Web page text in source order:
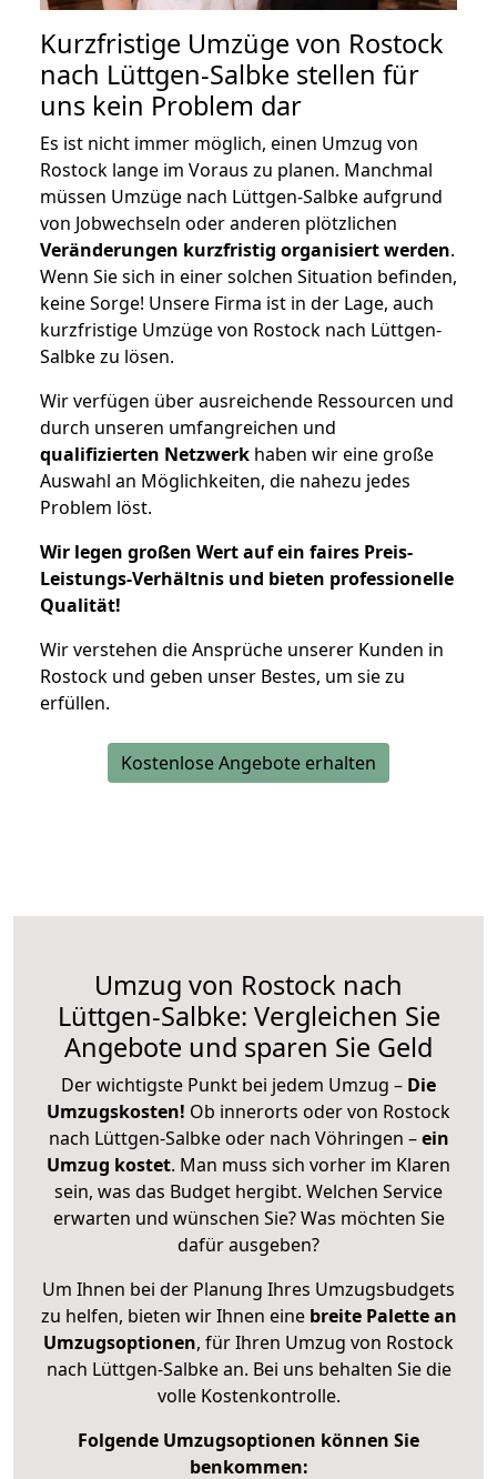
Kurzfristige Umzüge von Rostock
nach Lüttgen-Salbke stellen für
uns kein Problem dar
Es ist nicht immer möglich, einen Umzug von
Rostock lange im Voraus zu planen. Manchmal
müssen Umzüge nach Lüttgen-Salbke aufgrund
von Jobwechseln oder anderen plötzlichen
Veränderungen kurzfristig organisiert werden.
Wenn Sie sich in einer solchen Situation befinden,
keine Sorge! Unsere Firma ist in der Lage, auch
kurzfristige Umzüge von Rostock nach Lüttgen-
Salbke zu lösen.
Wir verfügen über ausreichende Ressourcen und
durch unseren umfangreichen und
qualifizierten Netzwerk haben wir eine große
Auswahl an Möglichkeiten, die nahezu jedes
Problem löst.
Wir legen großen Wert auf ein faires Preis-
Leistungs-Verhältnis und bieten professionelle
Qualität!
Wir verstehen die Ansprüche unserer Kunden in
Rostock und geben unser Bestes, um sie zu
erfüllen.
Kostenlose Angebote erhalten
Umzug von Rostock nach
Lüttgen-Salbke: Vergleichen Sie
Angebote und sparen Sie Geld
Der wichtigste Punkt bei jedem Umzug – Die
Umzugskosten! Ob innerorts oder von Rostock
nach Lüttgen-Salbke oder nach Vöhringen –ein
Umzug kostet. Man muss sich vorher im Klaren
sein, was das Budget hergibt. Welchen Service
erwarten und wünschen Sie? Was möchten Sie
dafür ausgeben?
Um Ihnen bei der Planung Ihres Umzugsbudgets
zu helfen, bieten wir Ihnen eine breite Palette an
Umzugsoptionen, für Ihren Umzug von Rostock
nach Lüttgen-Salbke an. Bei uns behalten Sie die
volle Kostenkontrolle.
Folgende Umzugsoptionen können Sie
benkommen: